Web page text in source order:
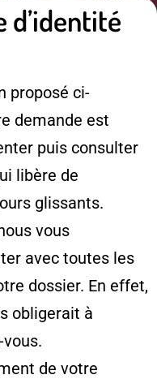
d’identité
proposé ci-
demande est
puis consulter
libère de
glissants.
vous
avec toutes les
dossier. En effet,
obligerait à
de votre